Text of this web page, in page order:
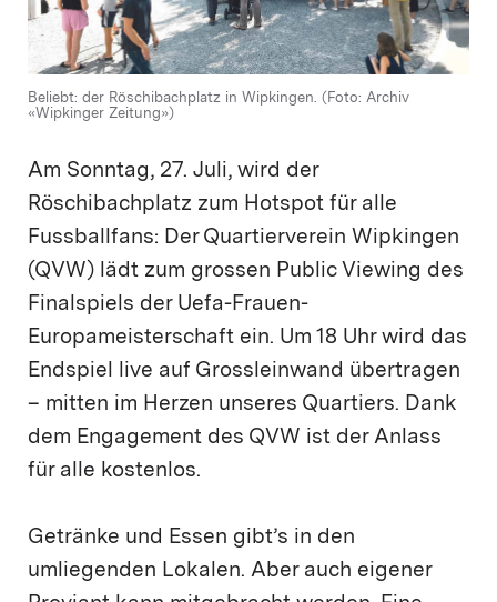
Beliebt: der Röschibachplatz in Wipkingen. (Foto: Archiv
«Wipkinger Zeitung»)
Am Sonntag, 27. Juli, wird der
Röschibachplatz zum Hotspot für alle
Fussballfans: Der Quartierverein Wipkingen
(QVW) lädt zum grossen Public Viewing des
Finalspiels der Uefa-Frauen-
Europameisterschaft ein. Um 18 Uhr wird das
Endspiel live auf Grossleinwand übertragen
– mitten im Herzen unseres Quartiers. Dank
dem Engagement des QVW ist der Anlass
für alle kostenlos.
Getränke und Essen gibt’s in den
umliegenden Lokalen. Aber auch eigener